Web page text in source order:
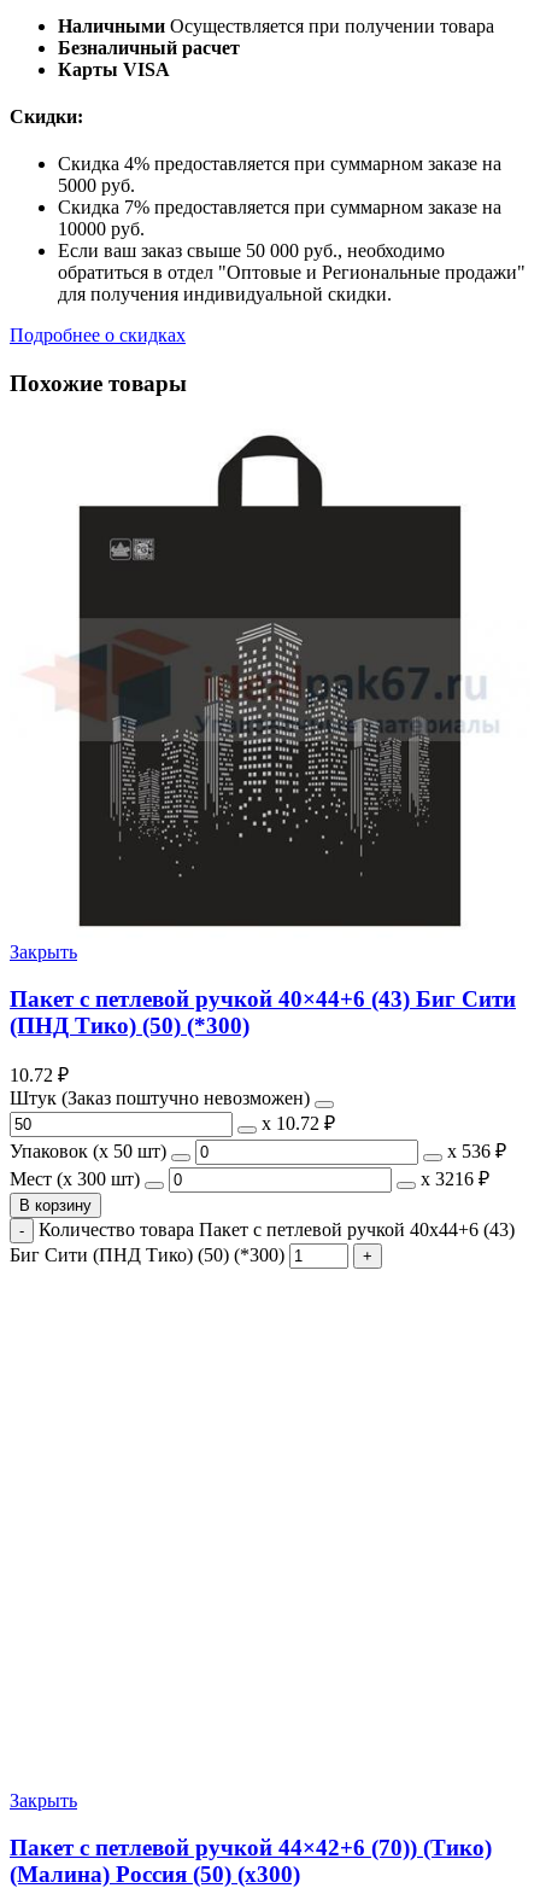
Наличными Осуществляется при получении товара
Безналичный расчет
Карты VISA
Скидки:
Скидка 4% предоставляется при суммарном заказе на
5000 руб.
Скидка 7% предоставляется при суммарном заказе на
10000 руб.
Если ваш заказ свыше 50 000 руб., необходимо
обратиться в отдел "Оптовые и Региональные продажи"
для получения индивидуальной скидки.
Подробнее о скидках
Похожие товары
Закрыть
Пакет с петлевой ручкой 40×44+6 (43) Биг Сити
(ПНД Тико) (50) (*300)
10.72 ₽
Штук (Заказ поштучно невозможен)
х 10.72 ₽
Упаковок (x 50 шт)
х 536 ₽
Мест (x 300 шт)
х 3216 ₽
В корзину
Количество товара Пакет с петлевой ручкой 40x44+6 (43)
Биг Сити (ПНД Тико) (50) (*300)
Закрыть
Пакет с петлевой ручкой 44×42+6 (70)) (Тико)
(Малина) Россия (50) (х300)